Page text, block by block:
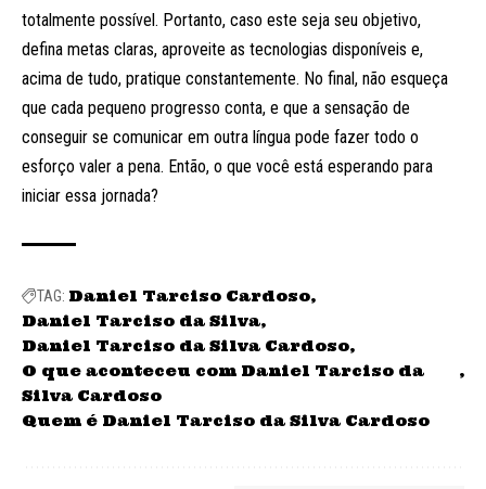
totalmente possível. Portanto, caso este seja seu objetivo,
defina metas claras, aproveite as tecnologias disponíveis e,
acima de tudo, pratique constantemente. No final, não esqueça
que cada pequeno progresso conta, e que a sensação de
conseguir se comunicar em outra língua pode fazer todo o
esforço valer a pena. Então, o que você está esperando para
iniciar essa jornada?
TAG: Daniel Tarciso Cardoso
Daniel Tarciso da Silva
Daniel Tarciso da Silva Cardoso
O que aconteceu com Daniel Tarciso da
Silva Cardoso
Quem é Daniel Tarciso da Silva Cardoso